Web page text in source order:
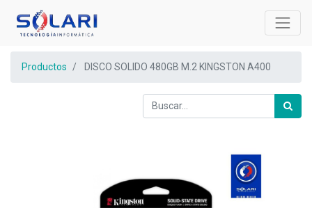
Productos DISCO SOLIDO 480GB M.2 KINGSTON A400